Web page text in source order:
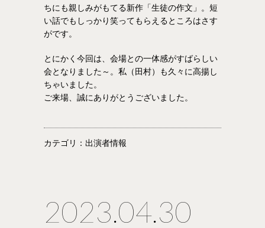
ちにも親しみがもてる新作「生徒の作文」。短
い話でもしっかり笑ってもらえるところはさす
がです。
とにかく今回は、会場との一体感がすばらしい
会となりました～。私（田村）も久々に高揚し
ちゃいました。
ご来場、誠にありがとうございました。
カテゴリ：出演者情報
2023.04.30